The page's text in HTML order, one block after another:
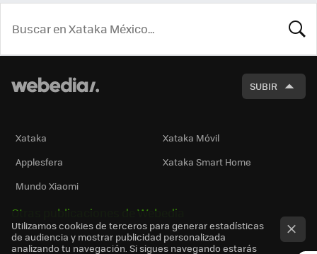
SUBIR
Xataka
Xataka Móvil
Applesfera
Xataka Smart Home
Mundo Xiaomi
Otras publicaciones de Webedia
Utilizamos cookies de terceros para generar estadísticas
de audiencia y mostrar publicidad personalizada
analizando tu navegación. Si sigues navegando estarás